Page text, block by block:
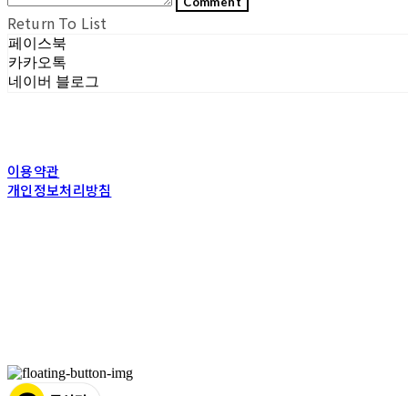
Return To List
페이스북
카카오톡
네이버 블로그
이용약관
개인정보처리방침